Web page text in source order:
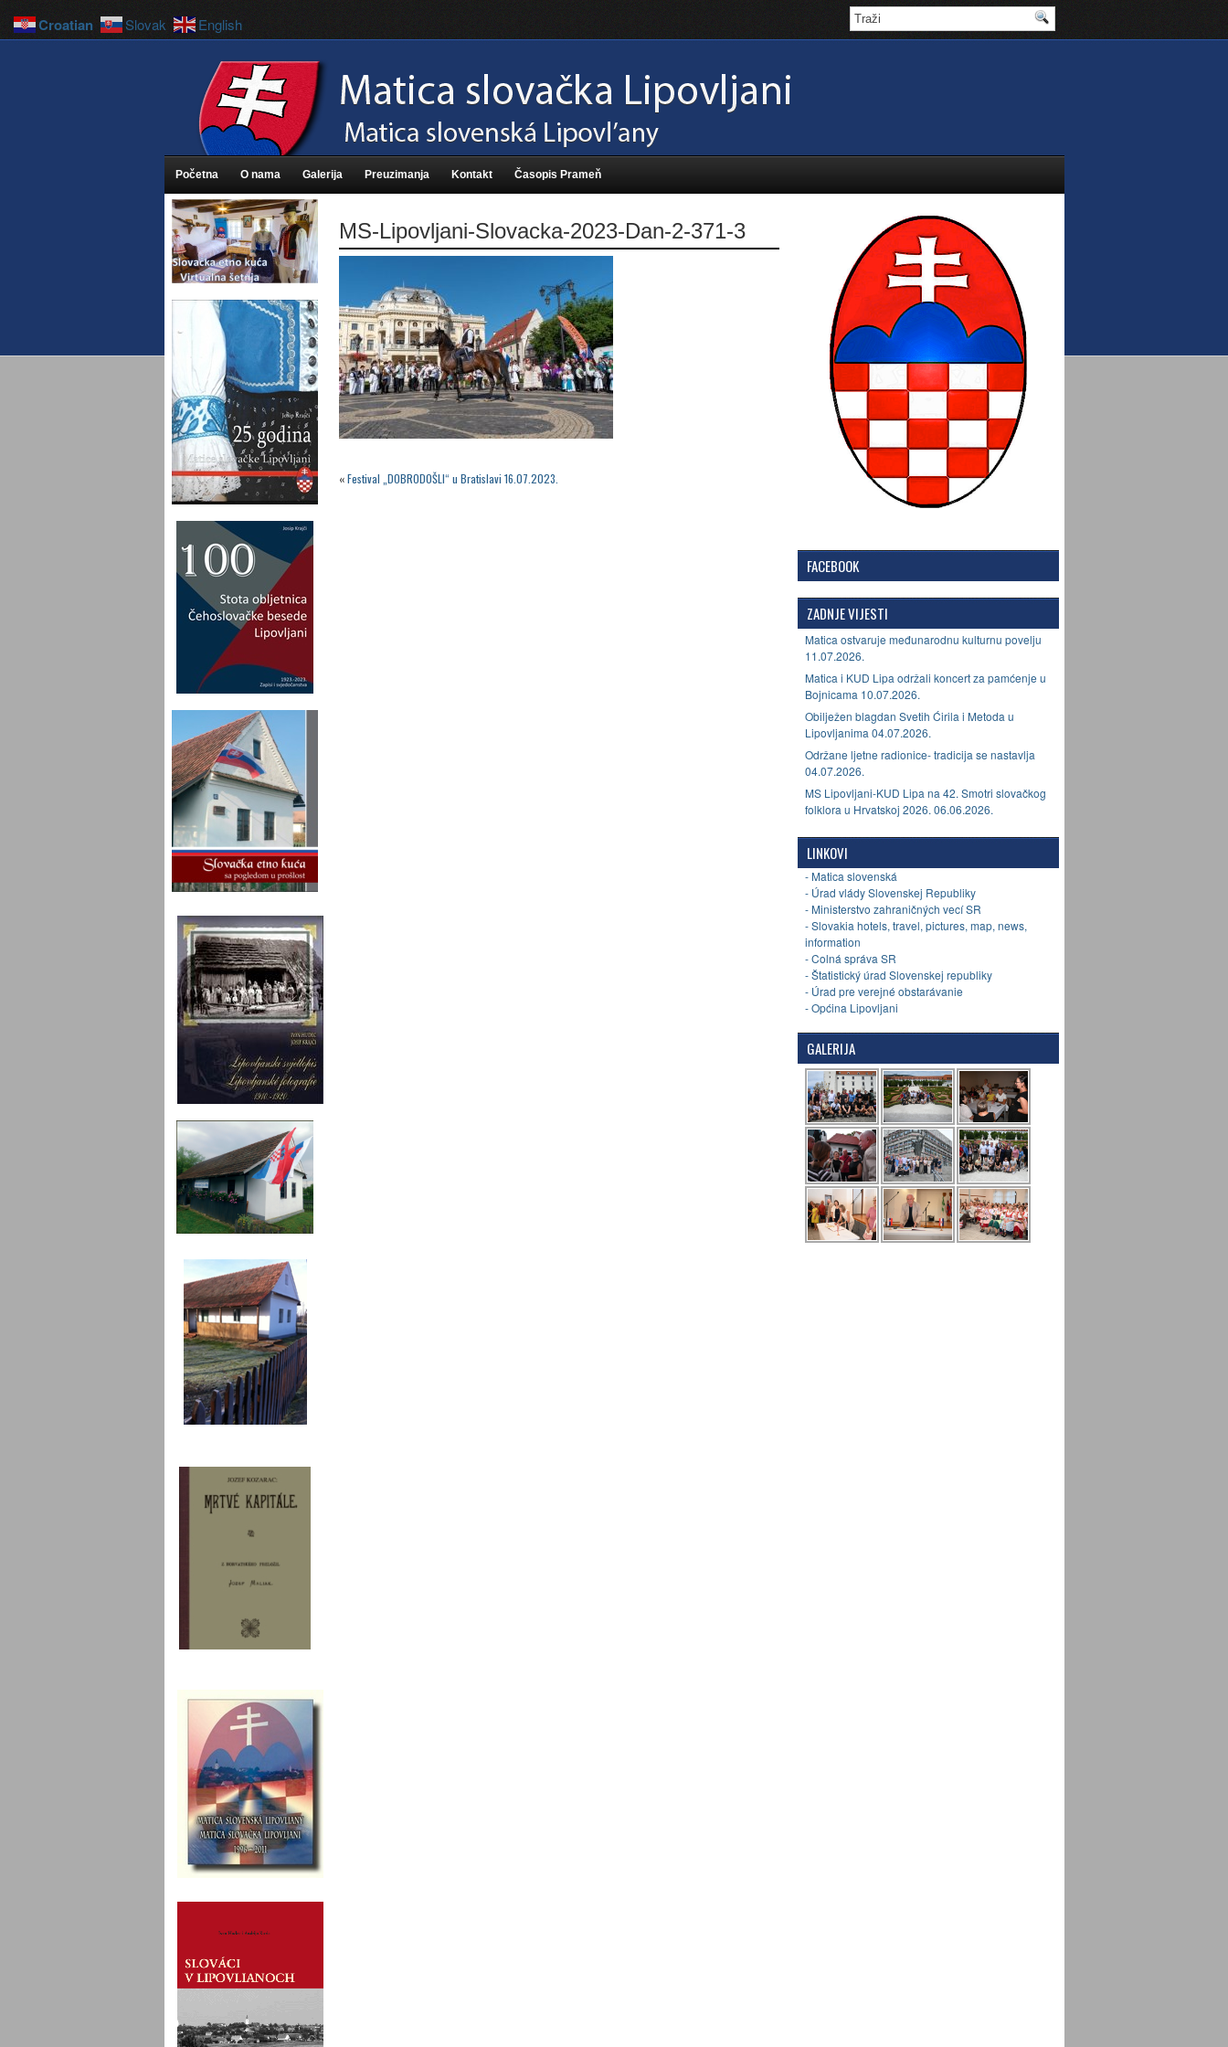
Početna O nama Galerija Preuzimanja Kontakt Časopis Prameň
MS-Lipovljani-Slovacka-2023-Dan-2-371-3
«Festival „DOBRODOŠLI“ u Bratislavi 16.07.2023.
FACEBOOK
ZADNJE VIJESTI
Matica ostvaruje međunarodnu kulturnu povelju
11.07.2026.
Matica i KUD Lipa održali koncert za pamćenje u
Bojnicama 10.07.2026.
Obilježen blagdan Svetih Ćirila i Metoda u
Lipovljanima 04.07.2026.
Održane ljetne radionice- tradicija se nastavlja
04.07.2026.
MS Lipovljani-KUD Lipa na 42. Smotri slovačkog
folklora u Hrvatskoj 2026. 06.06.2026.
LINKOVI
- Matica slovenská
- Úrad vlády Slovenskej Republiky
- Ministerstvo zahraničných vecí SR
- Slovakia hotels, travel, pictures, map, news,
information
- Colná správa SR
- Štatistický úrad Slovenskej republiky
- Úrad pre verejné obstarávanie
- Općina Lipovljani
GALERIJA
Croatian Slovak English